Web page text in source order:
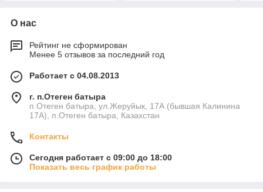
О нас
Рейтинг не сформирован
Менее 5 отзывов за последний год
Работает с 04.08.2013
г. п.Отеген батыра
п.Отеген батыра, ул.Жеруйык, 17А (бывшая Калинина
17А), п.Отеген батыра, Казахстан
Контакты
Сегодня работает с 09:00 до 18:00
Показать весь график работы